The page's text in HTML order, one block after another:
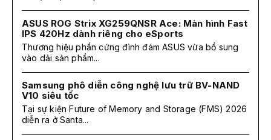
ASUS ROG Strix XG259QNSR Ace: Màn hình Fast
IPS 420Hz dành riêng cho eSports
Thương hiệu phần cứng đình đám ASUS vừa bổ sung
vào dải sản phẩm...
Samsung phô diễn công nghệ lưu trữ BV-NAND
V10 siêu tốc
Tại sự kiện Future of Memory and Storage (FMS) 2026
diễn ra ở Santa...